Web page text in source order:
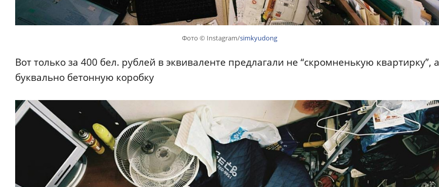
Фото © Instagram/simkyudong
Вот только за 400 бел. рублей в эквиваленте предлагали не “скромненькую квартирку”, а
буквально бетонную коробку